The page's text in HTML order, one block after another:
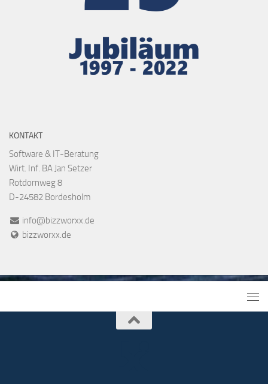
KONTAKT
Software & IT-Beratung
Wirt. Inf. BA Jan Setzer
Rotdornweg 8
D-24582 Bordesholm
info@bizzworxx.de
bizzworxx.de